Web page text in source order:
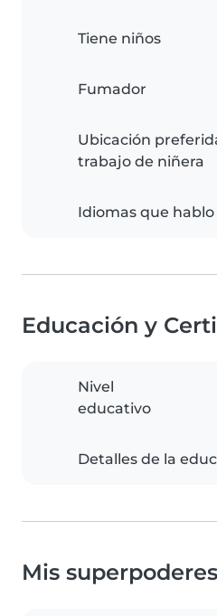
Tiene niños
Fumador
Ubicación
trabajo de niñera
Idiomas que hablo
Educación y
Nivel
educativo
Detalles de la
Mis